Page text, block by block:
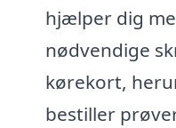
hjælper dig
nødvendige
kørekort,
bestiller